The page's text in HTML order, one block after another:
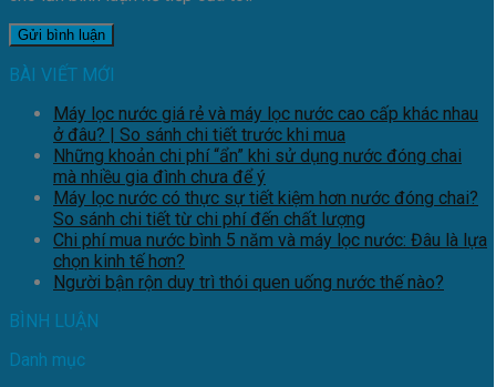
BÀI VIẾT MỚI
Máy lọc nước giá rẻ và máy lọc nước cao cấp khác nhau
ở đâu? | So sánh chi tiết trước khi mua
Những khoản chi phí “ẩn” khi sử dụng nước đóng chai
mà nhiều gia đình chưa để ý
Máy lọc nước có thực sự tiết kiệm hơn nước đóng chai?
So sánh chi tiết từ chi phí đến chất lượng
Chi phí mua nước bình 5 năm và máy lọc nước: Đâu là lựa
chọn kinh tế hơn?
Người bận rộn duy trì thói quen uống nước thế nào?
BÌNH LUẬN
Danh mục